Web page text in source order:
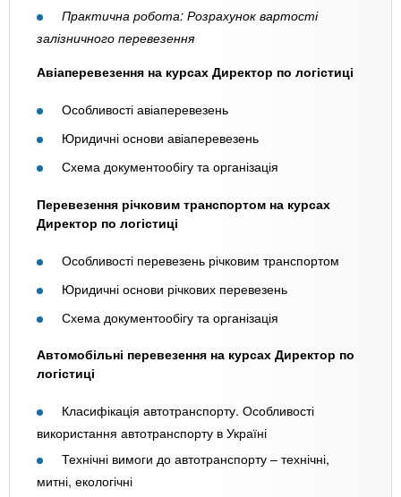
Практична робота: Розрахунок вартості
залізничного перевезення
Авіаперевезення на курсах Директор по логістиці
Особливості авіаперевезень
Юридичні основи авіаперевезень
Схема документообігу та організація
Перевезення річковим транспортом на курсах
Директор по логістиці
Особливості перевезень річковим транспортом
Юридичні основи річкових перевезень
Схема документообігу та організація
Автомобільні перевезення на курсах Директор по
логістиці
Класифікація автотранспорту. Особливості
використання автотранспорту в Україні
Технічні вимоги до автотранспорту – технічні,
митні, екологічні